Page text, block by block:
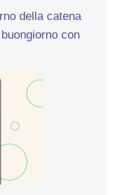
della catena
con